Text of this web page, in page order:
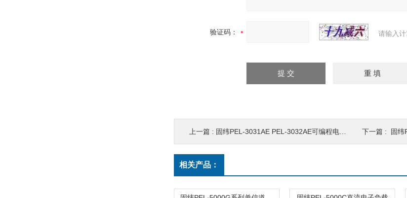
验证码： 请输入
上一篇 : 固纬PEL-3031AE PEL-3032AE可编程电子负载 下一篇 : 固纬
相关产品：